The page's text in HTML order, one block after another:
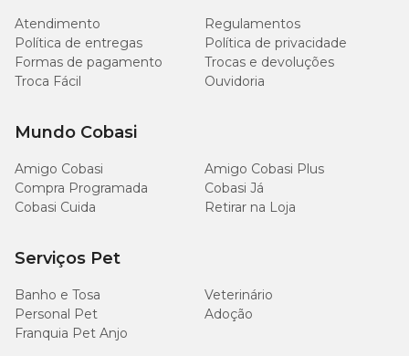
Contraindicações
A segurança deste produto não foi determinada em gatos com
menos de 3 meses de idade;
lactação, deste modo seu uso não é recomendado em animais
nessas condições.
Não utilizar em coelhos, pois reações adversas, incluindo o óbito,
podem ocorrer.
Atendimento
Regulamentos
Política de entregas
Política de privacidade
Formas de pagamento
Trocas e devoluções
Troca Fácil
Ouvidoria
Mundo Cobasi
Amigo Cobasi
Amigo Cobasi Plus
Compra Programada
Cobasi Já
Cobasi Cuida
Retirar na Loja
Serviços Pet
Banho e Tosa
Veterinário
Personal Pet
Adoção
Franquia Pet Anjo